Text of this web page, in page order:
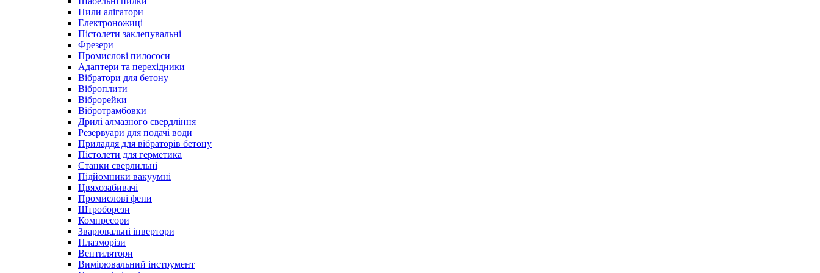
Пили алігатори
Електроножиці
Пістолети заклепувальні
Фрезери
Промислові пилососи
Адаптери та перехідники
Вібратори для бетону
Віброплити
Віброрейки
Вібротрамбовки
Дрилі алмазного свердління
Резервуари для подачі води
Приладдя для вібраторів бетону
Пістолети для герметика
Станки сверлильні
Підйомники вакуумні
Цвяхозабивачі
Промислові фени
Штроборези
Компресори
Зварювальні інвертори
Плазморізи
Вентилятори
Вимірювальний інструмент